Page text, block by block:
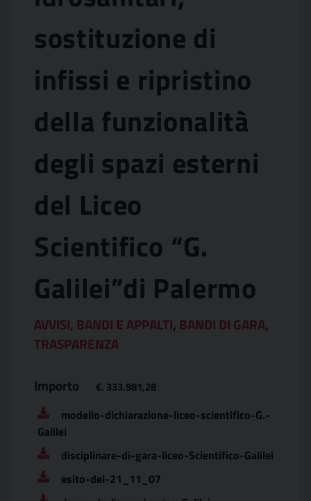
sostituzione di
infissi e ripristino
della funzionalità
degli spazi esterni
del Liceo
Scientifico “G.
Galilei”di Palermo
AVVISI, BANDI E APPALTI, BANDI DI GARA,
TRASPARENZA
Importo €. 333.981,28
modello-dichiarazione-liceo-scientifico-G.-
Galilei
disciplinare-di-gara-liceo-Scientifico-Galilei
esito-del-21_11_07